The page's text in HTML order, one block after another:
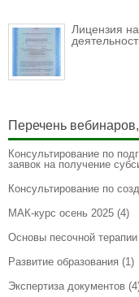
Лицензия
Перечень вебинаров,
Консультирование по
заявок на получение
Консультирование по
МАК-курс осень 2025 (4)
Основы песочной терапии
Развитие образования (1)
Экспертиза документов